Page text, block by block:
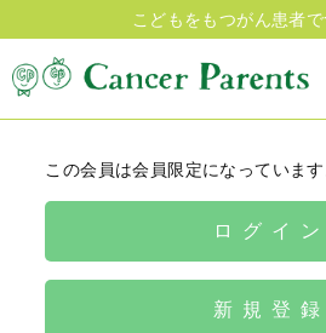
こどもをもつがん患者
この会員は会員限定になっています
ログイン
新規登録